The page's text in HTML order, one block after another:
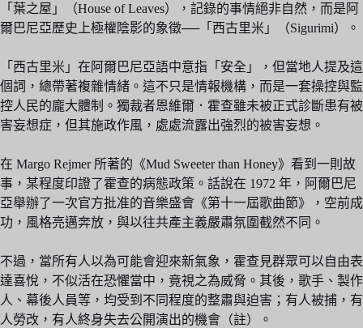
「葉之屋」（House of Leaves），記錄的事情絕非自然，而是阿
爾巴尼亞歷史上極權陰影的象徵──「西古里米」（Sigurimi）。
「西古里米」在阿爾巴尼亞語中意指「安全」，但當地人提及這
個詞，總帶著複雜情緒。這不只是情報機構，而是一套操控與監
控人民的龐大體制。獨裁者恩維爾．霍查雖未被正式診斷患有被
害妄想症，但其施政作風，處處流露出強烈的被害妄想。
在 Margo Rejmer 所著的《Mud Sweeter than Honey》看到一則故
事，某程度印證了霍查的病態政策。話說在 1972 年，阿爾巴尼
亞舉辦了一次官方批准的音樂盛會《第十一屆歌曲節》，空前成
功，風格亮邁奔放，與以往共產主義嚴肅氛圍截然不同。
不過，當所有人以為可能會迎來新氣象，霍查見群眾可以自由表
達喜悅，不似活在恐懼當中，竟視之為威脅。其後，歌手、製作
人、幕後人員等，均受到不同程度的整肅與迫害；有人被捕，有
人勞改，有人終身失去公開演出的機會（註）。